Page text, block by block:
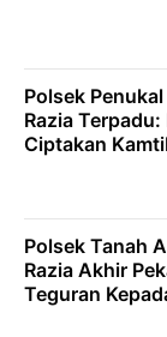
Polsek
Razia
Ciptakan
Polsek Tanah
Razia Akhir
Teguran